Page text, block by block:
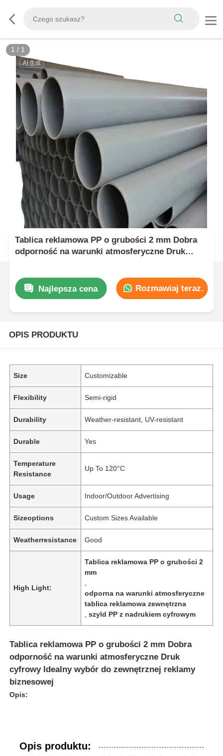
1 / 1
Tablica reklamowa PP o grubości 2 mm Dobra
odporność na warunki atmosferyczne Druk
Najlepsza cena
Rozmawiaj teraz.
OPIS PRODUKTU
Size Customizable
Flexibility Semi-rigid
Durability Weather-resistant, UV-resistant
Durable Yes
Temperature
Resistance
Up To 120°C
Usage Indoor/Outdoor Advertising
Sizeoptions Custom Sizes Available
Weatherresistance Good
High Light:
Tablica reklamowa PP o grubości 2
mm
odporna na warunki atmosferyczne
tablica reklamowa zewnętrzna
,szyld PP z nadrukiem cyfrowym
Tablica reklamowa PP o grubości 2 mm Dobra
odporność na warunki atmosferyczne Druk
cyfrowy Idealny wybór do zewnętrznej reklamy
biznesowej
Opis:
Opis produktu: